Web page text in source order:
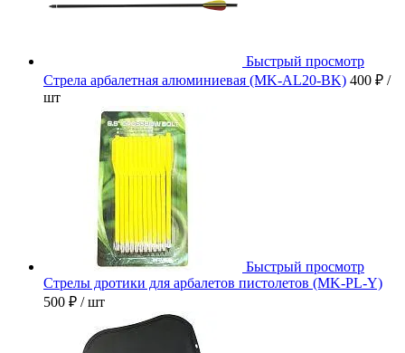
Быстрый просмотр
Стрела арбалетная алюминиевая (MK-AL20-BK) 400 ₽ /
шт
Быстрый просмотр
Стрелы дротики для арбалетов пистолетов (MK-PL-Y)
500 ₽ / шт